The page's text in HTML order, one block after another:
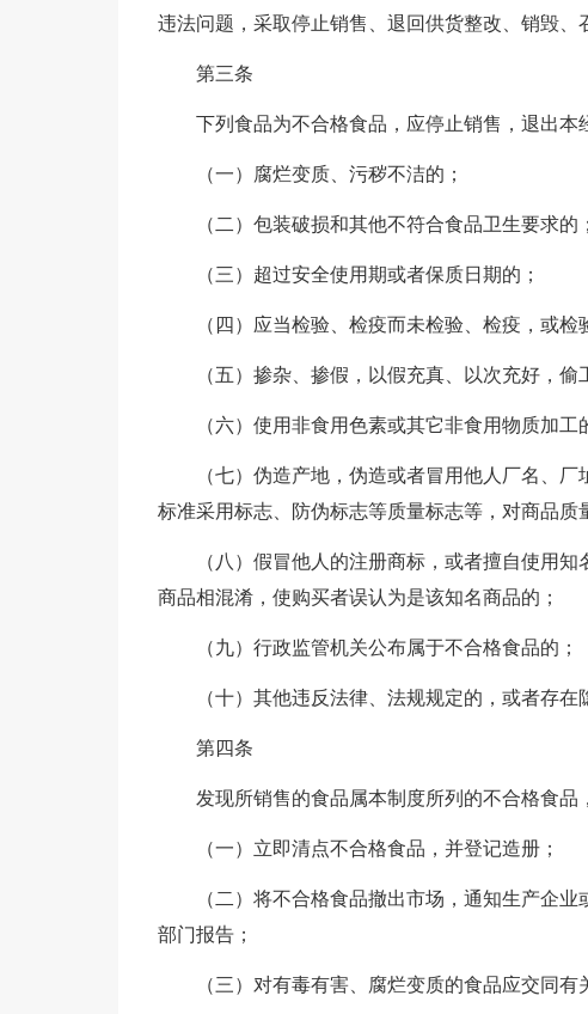
违法问题，采取停止销售、退回供货整改、销毁、
第三条
下列食品为不合格食品，应停止销售，退出本
（一）腐烂变质、污秽不洁的；
（二）包装破损和其他不符合食品卫生要求的；
（三）超过安全使用期或者保质日期的；
（四）应当检验、检疫而未检验、检疫，或检
（五）掺杂、掺假，以假充真、以次充好，偷
（六）使用非食用色素或其它非食用物质加工
（七）伪造产地，伪造或者冒用他人厂名、
标准采用标志、防伪标志等质量标志等，对商品质
（八）假冒他人的注册商标，或者擅自使用
商品相混淆，使购买者误认为是该知名商品的；
（九）行政监管机关公布属于不合格食品的；
（十）其他违反法律、法规规定的，或者存
第四条
发现所销售的食品属本制度所列的不合格食品
（一）立即清点不合格食品，并登记造册；
（二）将不合格食品撤出市场，通知生产企
部门报告；
（三）对有毒有害、腐烂变质的食品应交同有